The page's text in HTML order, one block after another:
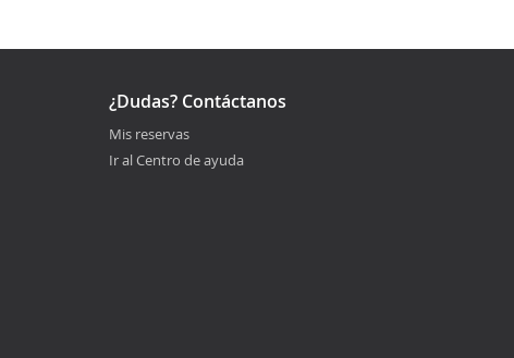
¿Dudas? Contáctanos
Mis reservas
Ir al Centro de ayuda